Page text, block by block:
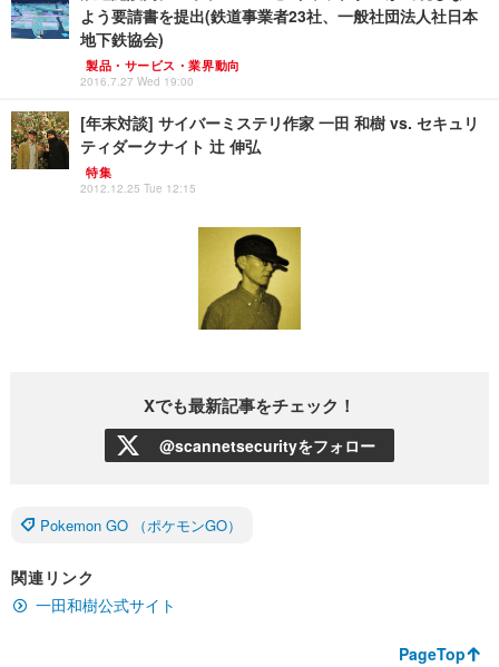
よう要請書を提出(鉄道事業者23社、一般社団法人社日本
地下鉄協会)
製品・サービス・業界動向
2016.7.27 Wed 19:00
[年末対談] サイバーミステリ作家 一田 和樹 vs. セキュリ
ティダークナイト 辻 伸弘
特集
2012.12.25 Tue 12:15
Xでも最新記事をチェック！
@scannetsecurityをフォロー
Pokemon GO （ポケモンGO）
関連リンク
一田和樹公式サイト
PageTop